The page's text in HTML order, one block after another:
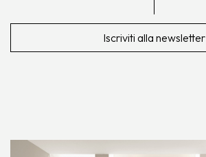
Iscriviti alla newsletter